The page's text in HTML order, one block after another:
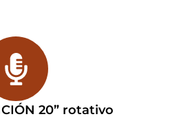
20” rotativo